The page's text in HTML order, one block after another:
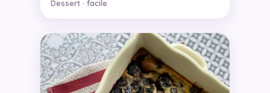
Dessert · facile